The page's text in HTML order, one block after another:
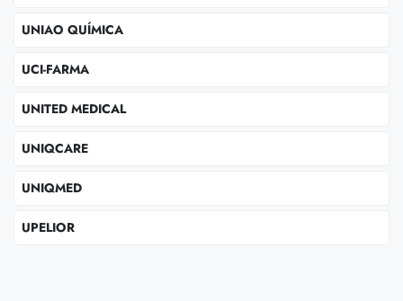
UNIAO QUÍMICA
UCI-FARMA
UNITED MEDICAL
UNIQCARE
UNIQMED
UPELIOR